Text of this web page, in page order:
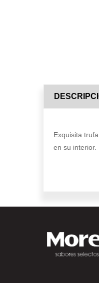
Exquisita
en su interior.